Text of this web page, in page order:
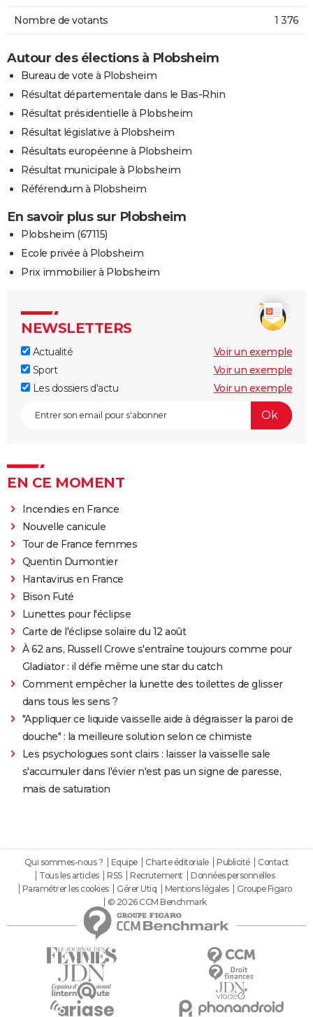
Nombre de votants 1 376
Autour des élections à Plobsheim
Bureau de vote à Plobsheim
Résultat départementale dans le Bas-Rhin
Résultat présidentielle à Plobsheim
Résultat législative à Plobsheim
Résultats européenne à Plobsheim
Résultat municipale à Plobsheim
Référendum à Plobsheim
En savoir plus sur Plobsheim
Plobsheim (67115)
Ecole privée à Plobsheim
Prix immobilier à Plobsheim
NEWSLETTERS
Actualité
Voir un exemple
Sport
Voir un exemple
Les dossiers d'actu
Voir un exemple
EN CE MOMENT
Incendies en France
Nouvelle canicule
Tour de France femmes
Quentin Dumontier
Hantavirus en France
Bison Futé
Lunettes pour l'éclipse
Carte de l'éclipse solaire du 12 août
À 62 ans, Russell Crowe s'entraîne toujours comme pour
Gladiator : il défie même une star du catch
Comment empêcher la lunette des toilettes de glisser
dans tous les sens ?
"Appliquer ce liquide vaisselle aide à dégraisser la paroi de
douche" : la meilleure solution selon ce chimiste
Les psychologues sont clairs : laisser la vaisselle sale
s'accumuler dans l'évier n'est pas un signe de paresse,
mais de saturation
Qui sommes-nous ? Equipe Charte éditoriale Publicité
Contact
Tous les articles
RSS Recrutement
Données personnelles
Paramétrer les cookies
Gérer Utiq Mentions légales
Groupe Figaro
© 2026 CCM Benchmark